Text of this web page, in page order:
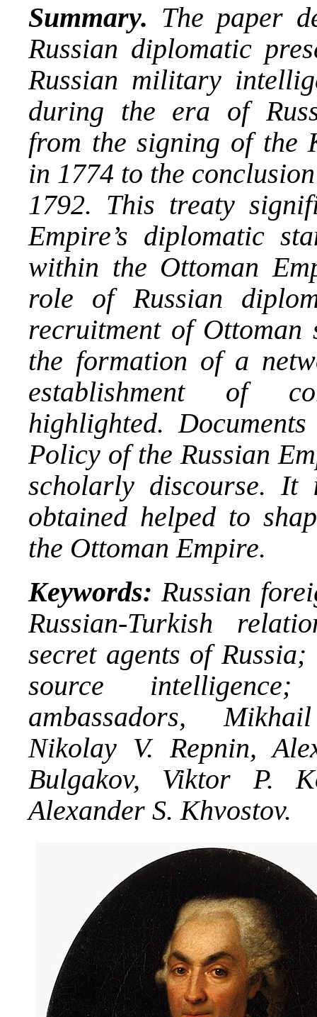
Summary. The paper
Russian diplomatic
Russian military
during the era of
from the signing of the
in 1774 to the
1792. This treaty
Empire’s diplomatic
within the Ottoman
role of Russian
recruitment of Ottoman
the formation of a
establishment of
highlighted.
Policy of the Russian
scholarly discourse. It
obtained helped to
the Ottoman Empire.
Keywords: Russian
Russian-Turkish
secret agents of
source
ambassadors,
Nikolay V. Repnin,
Bulgakov, Viktor P.
Alexander S. Khvostov.